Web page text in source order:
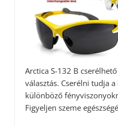
Arctica S-132 B
választás. Cserélni tudja a
különböző
Figyeljen szeme